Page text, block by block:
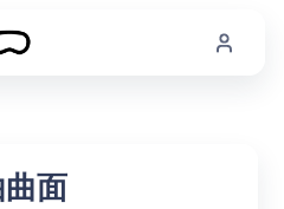
曲面